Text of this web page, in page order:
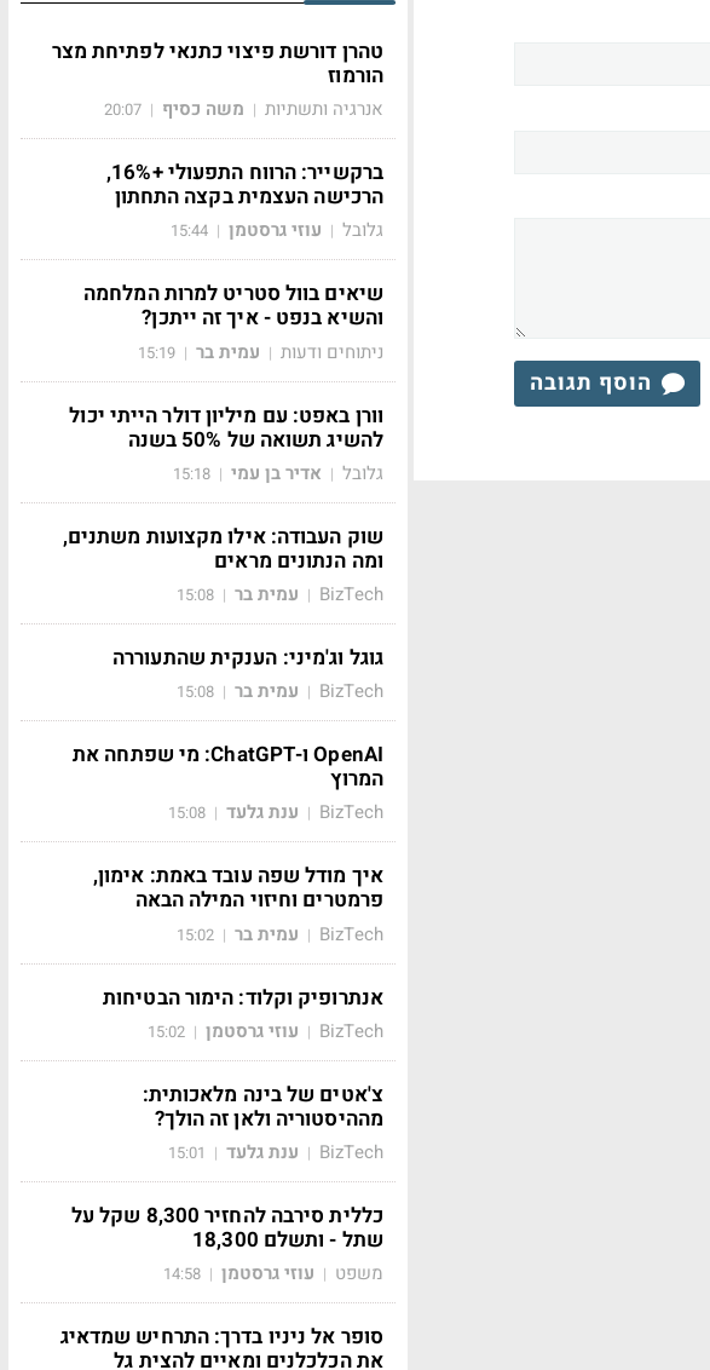
הוסף תגובה
טהרן דורשת פיצוי כתנאי לפתיחת מצר
הורמוז
אנרגיה ותשתיות | משה כסיף |
20:07
ברקשייר: הרווח התפעולי +16%,
הרכישה העצמית בקצה התחתון
גלובל | עוזי גרסטמן |
15:44
שיאים בוול סטריט למרות המלחמה
והשיא בנפט - איך זה ייתכן?
ניתוחים ודעות | עמית בר |
15:19
וורן באפט: עם מיליון דולר הייתי יכול
להשיג תשואה של 50% בשנה
גלובל | אדיר בן עמי |
15:18
שוק העבודה: אילו מקצועות משתנים,
ומה הנתונים מראים
BizTech
| עמית בר |
15:08
גוגל וג'מיני: הענקית שהתעוררה
BizTech
| עמית בר |
15:08
OpenAI ו-ChatGPT: מי שפתחה את
המרוץ
BizTech
| ענת גלעד |
15:08
איך מודל שפה עובד באמת: אימון,
פרמטרים וחיזוי המילה הבאה
BizTech
| עמית בר |
15:02
אנתרופיק וקלוד: הימור הבטיחות
BizTech
| עוזי גרסטמן |
15:02
צ'אטים של בינה מלאכותית:
מההיסטוריה ולאן זה הולך?
BizTech
| ענת גלעד |
15:01
כללית סירבה להחזיר 8,300 שקל על
שתל - ותשלם 18,300
משפט | עוזי גרסטמן |
14:58
סופר אל ניניו בדרך: התרחיש שמדאיג
את הכלכלנים ומאיים להצית גל